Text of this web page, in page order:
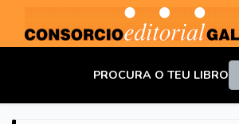
PROCURA O TEU LIBRO